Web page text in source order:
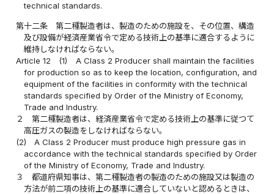
technical standards.
第十二条
第二種製造者は、製造のための施設を、その位置、構造
及び設備が経済産業省令で定める技術上の基準に適合するように
維持しなければならない。
Article 12
(1)
A Class 2 Producer shall maintain the facilities
for production so as to keep the location, configuration, and
equipment of the facilities in conformity with the technical
standards specified by Order of the Ministry of Economy,
Trade and Industry.
２
第二種製造者は、経済産業省令で定める技術上の基準に従つて
高圧ガスの製造をしなければならない。
(2)
A Class 2 Producer must produce high pressure gas in
accordance with the technical standards specified by Order
of the Ministry of Economy, Trade and Industry.
３
都道府県知事は、第二種製造者の製造のための施設又は製造の
方法が前二項の技術上の基準に適合していないと認めるときは、